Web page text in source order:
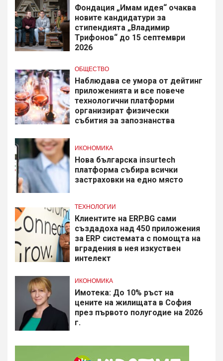
Фондация „Имам идея“ очаква
новите кандидатури за
стипендията „Владимир
Трифонов“ до 15 септември
2026
ОБЩЕСТВО
Наблюдава се умора от дейтинг
приложенията и все повече
технологични платформи
организират физически
събития за запознанства
ИКОНОМИКА
Нова българска insurtech
платформа събира всички
застраховки на едно място
ТЕХНОЛОГИИ
Клиентите на ERP.BG сами
създадоха над 450 приложения
за ERP системата с помощта на
вградения в нея изкуствен
интелект
ИКОНОМИКА
Имотека: До 10% ръст на
цените на жилищата в София
през първото полугодие на 2026
г.